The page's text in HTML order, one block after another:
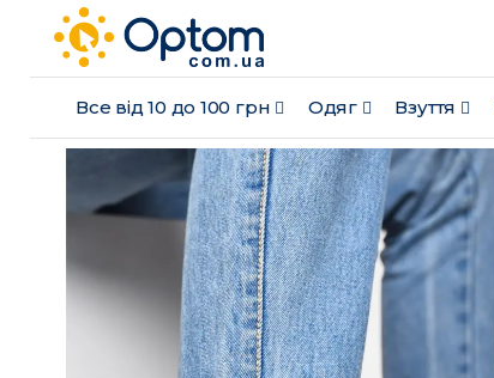
Все від 10 до 100 грн Одяг Взуття